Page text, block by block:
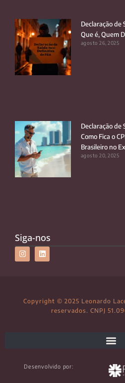
Declaração de
Que é, Quem
agosto 26, 2025
Declaração de
Como Fica o
Brasileiro no
agosto 20, 2025
Siga-nos
Copyright © 2025 Leonardo
reservados. CNPJ
Desenvolvido por: